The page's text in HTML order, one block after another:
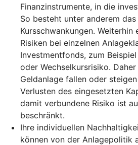
Finanzinstrumente, in die
So besteht unter anderem
Kursschwankungen.
Risiken bei einzelnen
Investmentfonds, zum
oder Wechselkursrisiko.
Geldanlage fallen oder
Verlusten des eingesetzten
damit verbundene Risiko ist
beschränkt.
Ihre individuellen
können von der Anlagepolitik